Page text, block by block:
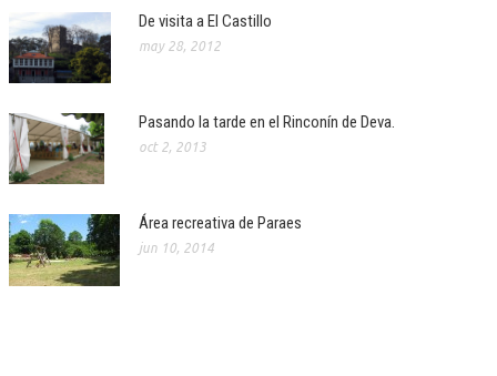
De visita a El Castillo
may 28, 2012
Pasando la tarde en el Rinconín de Deva.
oct 2, 2013
Área recreativa de Paraes
jun 10, 2014